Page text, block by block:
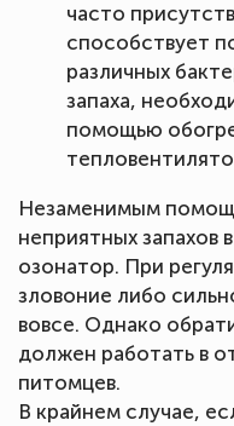
часто
способствует
различных
запаха,
помощью
Незаменимым
неприятных запахов
озонатор. При
зловоние либо
вовсе. Однако
должен работать в
питомцев.
В крайнем случае,